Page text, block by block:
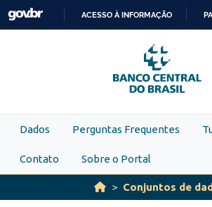
Skip to main content
PARA
O
CONTEÚDO
ACESSO À INFORMAÇÃO
Dados Perguntas Frequentes
Contato Sobre o Portal
Conjuntos de